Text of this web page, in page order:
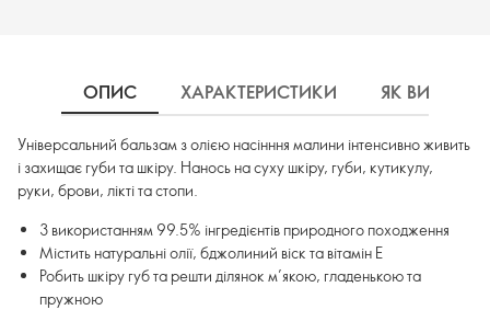
ОПИС ХАРАКТЕРИСТИКИ ЯК
Універсальний бальзам з олією насінння малини інтенсивно живить
і захищає губи та шкіру. Нанось на суху шкіру, губи, кутикулу,
руки, брови, лікті та стопи.
З використанням 99.5% інгредієнтів природного походження
Містить натуральні олії, бджолиний віск та вітамін Е
Робить шкіру губ та решти ділянок м’якою, гладенькою та
пружною